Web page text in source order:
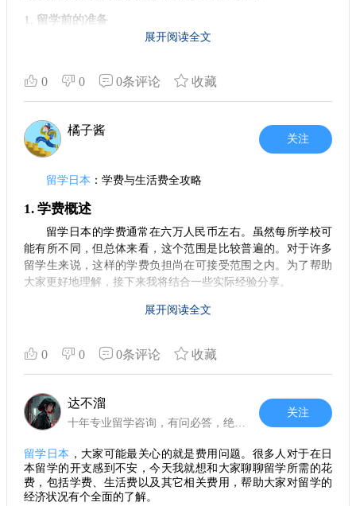
打工收入虽能减轻经济压力，但需遵守日本法律关于留学生打
1. 留学前的准备
在决定留学之前，你需要对自己未来的学习和生活进行全
请本科还是研究生，学校的选择会直接影响到你之后的学习体
语言能力的提升是必要的。虽然一些学校提供英语授课，但日
语依然是日常生活中必不可少的沟通工具。提前学习日语，对
于日后与同学及当地人的交流有很大的帮助，能够让你更快地
融入当地生活。
2. 签证申请小技巧
在申请留学签证时，需要准备好一系列材料，包括录取通
知书、资金证明等。建议大家提前了解签证申请的流程和政
策，确保自己在规定时间内准备齐全所有材料。此外，与某些
留学中介机构合作，如蔚蓝留学，他们会为你提供专业的指导
算的项目。开学前，建议你制定一个详细的财务计划，包括学
费、住宿费、日常消费等。此外，随着生活水平的提升，刚到
日本时，要适应的消费文化和经济环境，预算更应该合理，以
免在学习过程中感到经济压力。
选择合适的住宿是留学生活中非常重要的一环。无论是选
择校内宿舍还是校外租赁，都要考虑到地点、租金和交通等多
方面因素。住得舒服，才能更好地投入到学习中。尤其是在异
展开阅读全文
0 0 0条评论 收藏
橘子酱
关注
留学日本 ：学费与生活费全攻略
1. 学费概述
留学日本的学费通常在六万人民币左右。虽然每所学校可
能有所不同，但总体来看，这个范围是比较普遍的。对于许多
留学生来说，这样的学费负担尚在可接受范围之内。为了帮助
大家更好地理解，接下来我将结合一些实际经验分享。
同，差异也会相应增大。一般来说，通过打工基本能够承担日
3. 打工机会丰富
厅服务员、家教、商场零售等。要想找到合适的兼职，一定要
提前了解相关政策，并与学校的留学办公室保持联系。平时利
用好学校的招聘信息，也能帮助你更快找到工作。
展开阅读全文
0 0 0条评论 收藏
达不溜
十年专业留学咨询，有问必答，绝不忽悠
关注
留学日本 ，大家可能最关心的就是费用问题。很多人对于在日
本留学的开支感到不安，今天我就想和大家聊聊留学所需的花
费，包括学费、生活费以及其它相关费用，帮助大家对留学的
经济状况有个全面的了解。